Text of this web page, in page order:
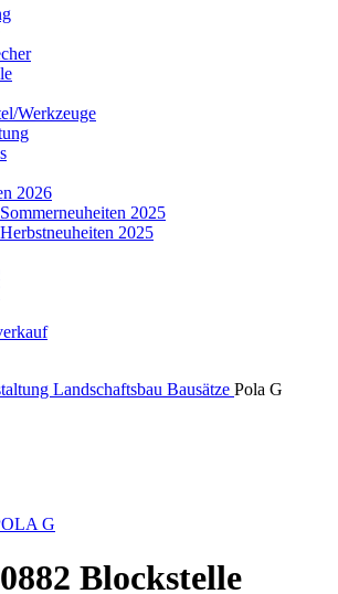
Werkzeuge
2026
2025
2025
Landschaftsbau Bausätze Pola G
Blockstelle